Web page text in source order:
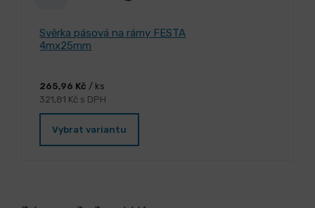
Svěrka pásová na rámy FESTA
4mx25mm
265,96 Kč / ks
321,81 Kč s DPH
Vybrat variantu